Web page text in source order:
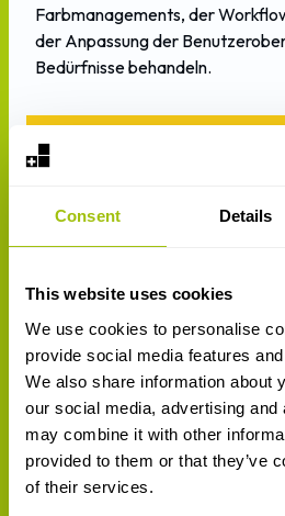
Consent Details
This website uses cookies
We use cookies to personalise
provide social media features
We also share information about
our social media, advertising
may combine it with other
provided to them or that they’ve
of their services.
Farbmanagements, der
der Anpassungder
Bedürfnissebehandeln.
Unterstützte Drucker
Epson SureColor SC-
Ergosoft RIP unterstützt jetzt den
F20000-Drucker